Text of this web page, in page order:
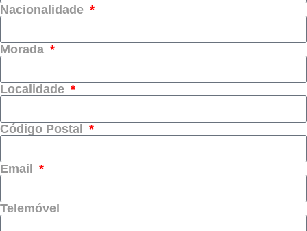
Nacionalidade
Morada
Localidade
Código Postal
Email
Telemóvel